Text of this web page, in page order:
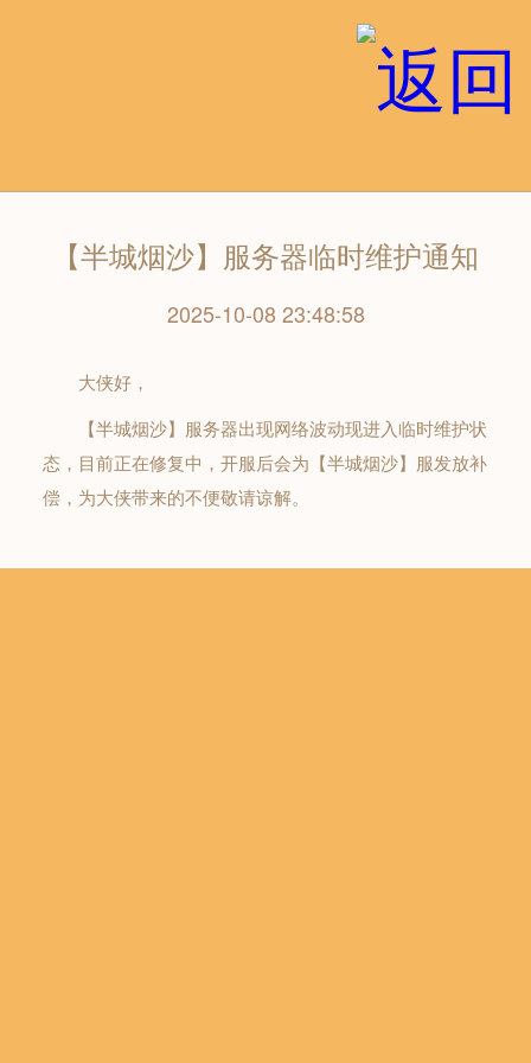
【半城烟沙】服务器临时维护通知
2025-10-08 23:48:58
大侠好，​
【半城烟沙】服务器出现网络波动现进入临时维护状
态，目前正在修复中，开服后会为【半城烟沙】服发放补
偿，为大侠带来的不便敬请谅解。